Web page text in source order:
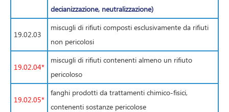
decianizzazione, neutralizzazione)
19.02.03
miscugli di rifiuti composti esclusivamente da rifiuti
non pericolosi
19.02.04*
miscugli di rifiuti contenenti almeno un rifiuto
pericoloso
19.02.05*
fanghi prodotti da trattamenti chimico-fisici,
contenenti sostanze pericolose